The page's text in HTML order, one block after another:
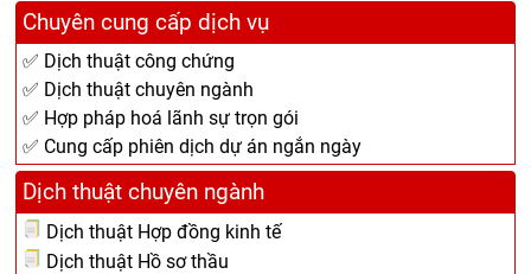
Chuyên cung cấp dịch vụ
✅ Dịch thuật công chứng
✅ Dịch thuật chuyên ngành
✅ Hợp pháp hoá lãnh sự trọn gói
✅ Cung cấp phiên dịch dự án ngắn ngày
Dịch thuật chuyên ngành
Dịch thuật Hợp đồng kinh tế
Dịch thuật Hồ sơ thầu